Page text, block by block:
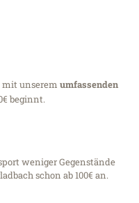
mit unserem umfassenden
beginnt.
weniger Gegenstände
schon ab 100€ an.